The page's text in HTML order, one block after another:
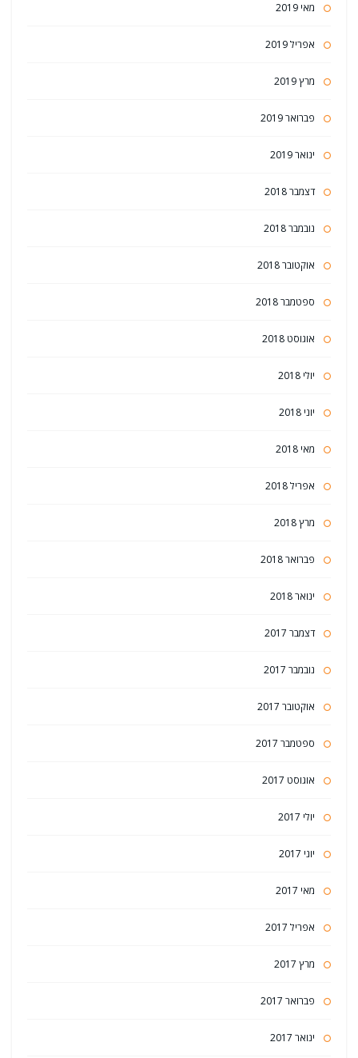
מאי 2019
אפריל 2019
מרץ 2019
פברואר 2019
ינואר 2019
דצמבר 2018
נובמבר 2018
אוקטובר 2018
ספטמבר 2018
אוגוסט 2018
יולי 2018
יוני 2018
מאי 2018
אפריל 2018
מרץ 2018
פברואר 2018
ינואר 2018
דצמבר 2017
נובמבר 2017
אוקטובר 2017
ספטמבר 2017
אוגוסט 2017
יולי 2017
יוני 2017
מאי 2017
אפריל 2017
מרץ 2017
פברואר 2017
ינואר 2017